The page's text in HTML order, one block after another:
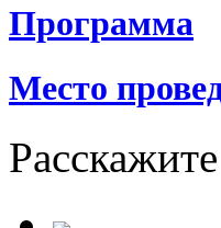
Программа
Место